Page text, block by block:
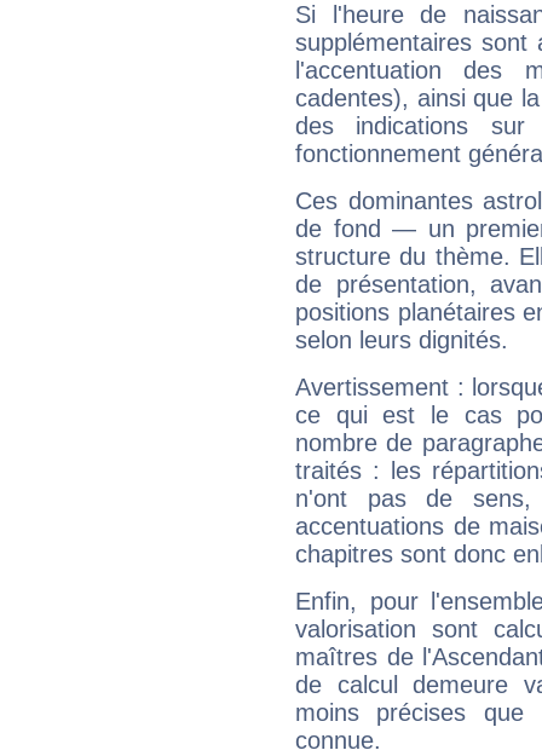
Si l'heure de
supplémentaires sont
l'accentuation des
cadentes), ainsi que
des indications sur
fonctionnement
Ces dominantes
de fond — un
structure du thème.
de présentation,
positions planétaires
selon leurs dignités.
Avertissement :
ce qui est le cas
nombre de
traités : les
n'ont pas de sens,
accentuations de
chapitres sont donc
Enfin, pour
valorisation sont
maîtres de
de calcul demeure
moins précises que
connue.